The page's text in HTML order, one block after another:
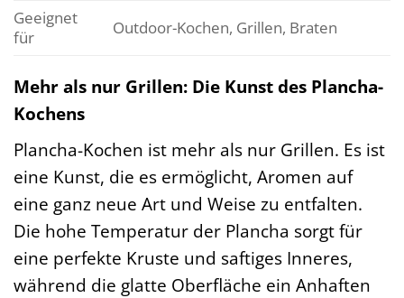
Geeignet
für
Outdoor-Kochen, Grillen, Braten
Mehr als nur Grillen: Die Kunst des Plancha-
Kochens
Plancha-Kochen ist mehr als nur Grillen. Es ist
eine Kunst, die es ermöglicht, Aromen auf
eine ganz neue Art und Weise zu entfalten.
Die hohe Temperatur der Plancha sorgt für
eine perfekte Kruste und saftiges Inneres,
während die glatte Oberfläche ein Anhaften